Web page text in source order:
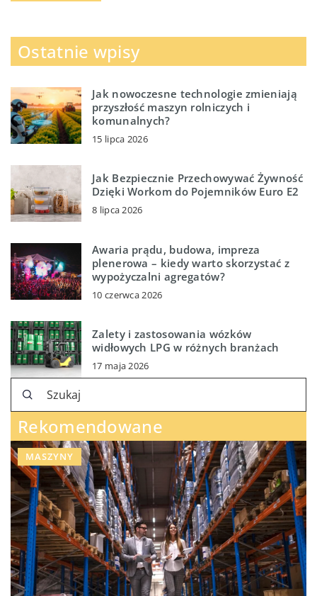
Ostatnie wpisy
Jak nowoczesne technologie zmieniają
przyszłość maszyn rolniczych i
komunalnych?
15 lipca 2026
Jak Bezpiecznie Przechowywać Żywność
Dzięki Workom do Pojemników Euro E2
8 lipca 2026
Awaria prądu, budowa, impreza
plenerowa – kiedy warto skorzystać z
wypożyczalni agregatów?
10 czerwca 2026
Zalety i zastosowania wózków
widłowych LPG w różnych branżach
17 maja 2026
Rekomendowane
MASZYNY